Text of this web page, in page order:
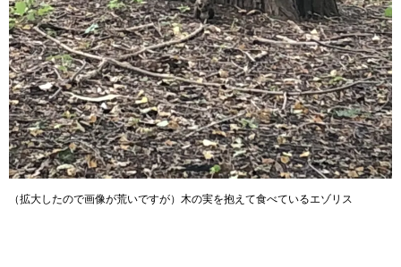
（拡大したので画像が荒いですが）木の実を抱えて食べているエゾリス